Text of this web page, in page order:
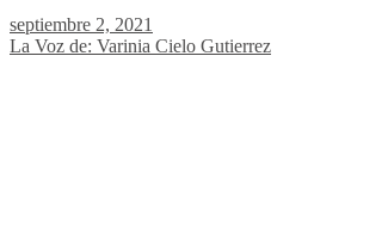
septiembre 2, 2021
La Voz de: Varinia Cielo Gutierrez